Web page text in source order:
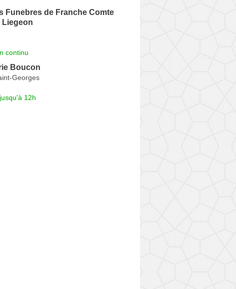
Funebres de Franche Comte
Liegeon
continu
Boucon
Georges
12h